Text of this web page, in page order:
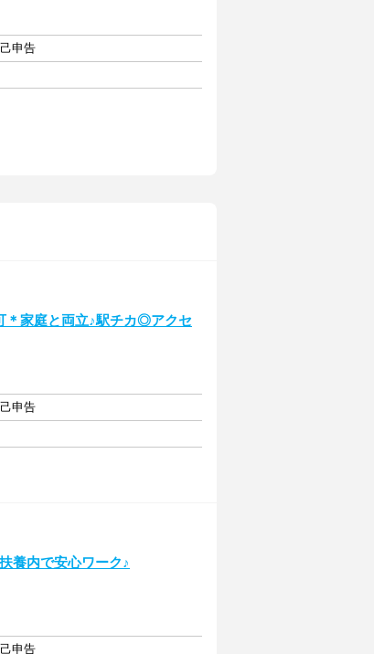
申告
＊家庭と両立♪駅チカ◎アクセ
申告
養内で安心ワーク♪
申告